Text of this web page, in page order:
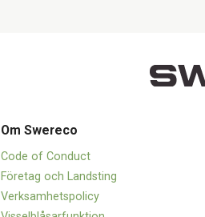
Om Swereco
Code of Conduct
Företag och Landsting
Verksamhetspolicy